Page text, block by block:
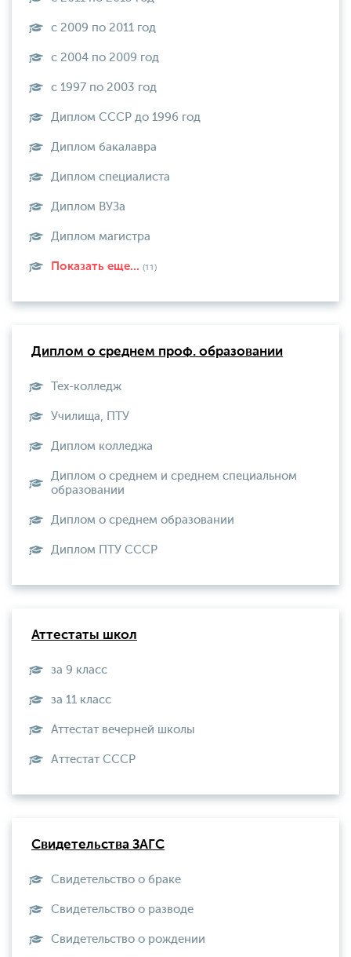
с 2009 по 2011 год
с 2004 по 2009 год
с 1997 по 2003 год
Диплом СССР до 1996 год
Диплом бакалавра
Диплом специалиста
Диплом ВУЗа
Диплом магистра
Показать еще... (11)
Диплом о среднем проф. образовании
Тех-колледж
Училища, ПТУ
Диплом колледжа
Диплом о среднем и среднем специальном
образовании
Диплом о среднем образовании
Диплом ПТУ СССР
Аттестаты школ
за 9 класс
за 11 класс
Аттестат вечерней школы
Aттестат СССР
Свидетельства ЗАГС
Свидетельство о браке
Свидетельство о разводе
Свидетельство о рождении